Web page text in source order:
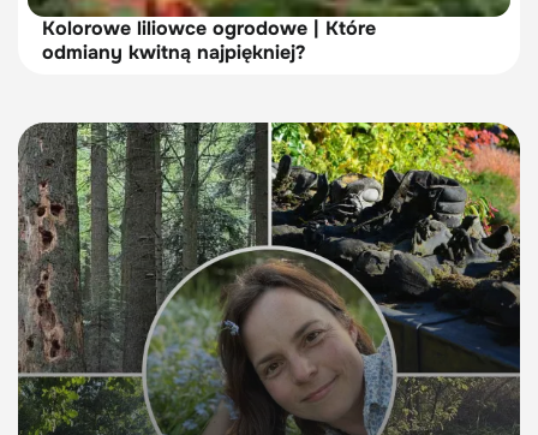
Kolorowe liliowce ogrodowe | Które
odmiany kwitną najpiękniej?